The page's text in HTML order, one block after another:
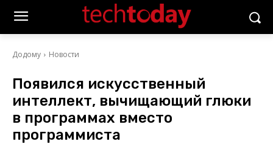
Додому Новости
Появился искусственный
интеллект, вычищающий глюки
в программах вместо
программиста